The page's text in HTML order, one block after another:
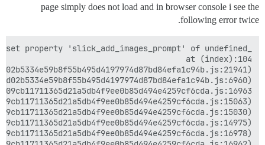
page simply does not load and in browser console i see the
following error twice.